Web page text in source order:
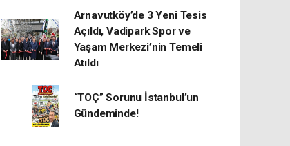
Arnavutköy’de 3 Yeni Tesis
Açıldı, Vadipark Spor ve
Yaşam Merkezi’nin Temeli
Atıldı
“TOÇ” Sorunu İstanbul’un
Gündeminde!